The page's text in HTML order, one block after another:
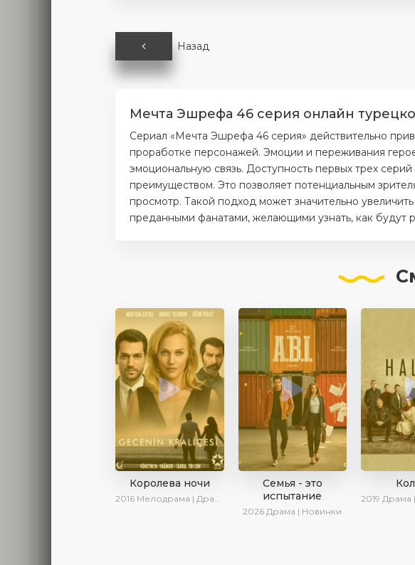
Назад
Мечта Эшрефа 46 серия онлайн
Сериал «Мечта Эшрефа 46 серия» действительно
проработке персонажей. Эмоции и переживания
эмоциональную связь. Доступность первых трех
преимуществом. Это позволяет потенциальным
просмотр. Такой подход может значительно
преданными фанатами, желающими узнать, как будут
Королева ночи
2016 Мелодрама | Драма | Боевик | Turok1990
Семья - это
испытание
2026 Драма | Новинки
2019 Драма |